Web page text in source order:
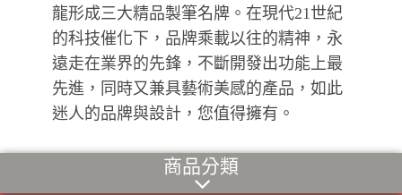
龍形成三大精品製筆名牌。在現代21世紀
的科技催化下，品牌乘載以往的精神，永
遠走在業界的先鋒，不斷開發出功能上最
先進，同時又兼具藝術美感的產品，如此
迷人的品牌與設計，您值得擁有。
商品分類